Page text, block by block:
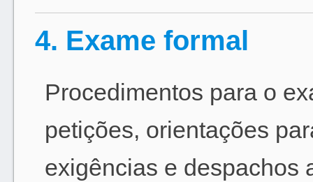
4. Exame formal
Procedimentos para o
petições, orientações
exigências e despachos